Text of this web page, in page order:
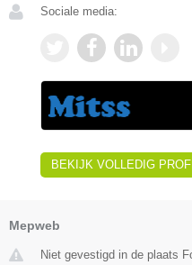
Sociale media:
BEKIJK VOLLEDIG
Mepweb
Niet gevestigd in de plaats